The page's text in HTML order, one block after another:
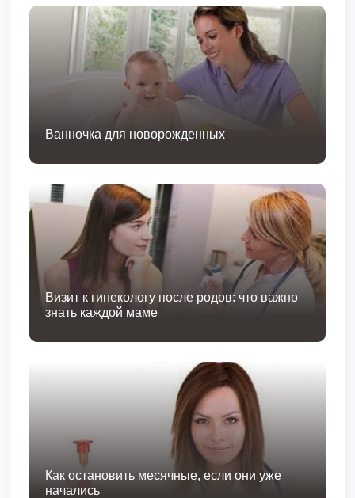
Ванночка для новорожденных
Визит к гинекологу после родов: что важно
знать каждой маме
Как остановить месячные, если они уже
начались